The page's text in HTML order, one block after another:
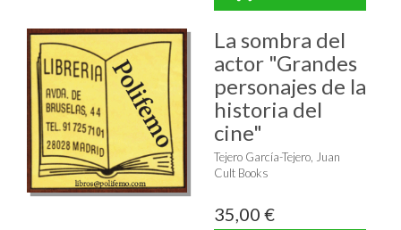
La sombra del
actor "Grandes
personajes de la
historia del
cine"
Tejero García-Tejero, Juan
Cult Books
35,00 €